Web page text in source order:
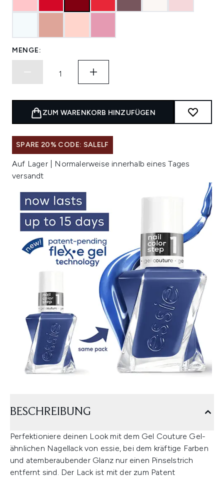
MENGE:
ZUM WARENKORB HINZUFÜGEN
SPARE 20% CODE: SALELF
Auf Lager | Normalerweise innerhalb eines Tages
versandt
BESCHREIBUNG
Perfektioniere deinen Look mit dem Gel Couture Gel-
ähnlichen Nagellack von essie, bei dem kräftige Farben
und atemberaubender Glanz nur einen Pinselstrich
entfernt sind. Der Lack ist mit der zum Patent